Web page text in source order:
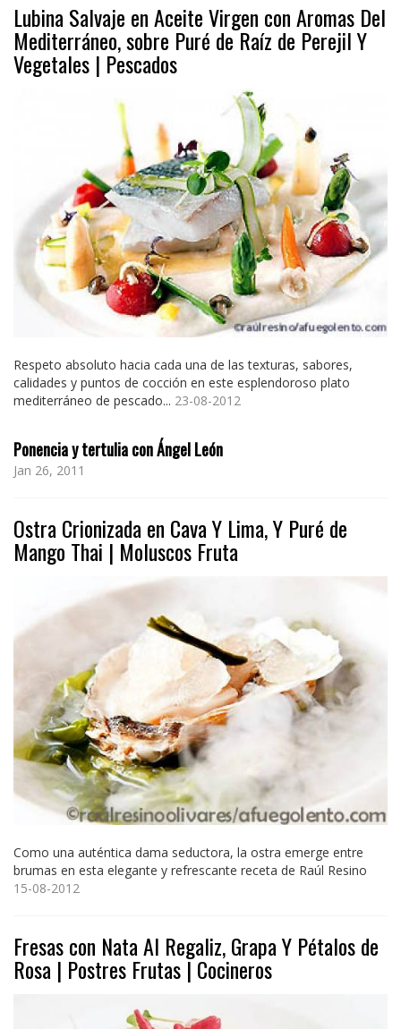
Lubina Salvaje en Aceite Virgen con Aromas Del
Mediterráneo, sobre Puré de Raíz de Perejil Y
Vegetales | Pescados
Respeto absoluto hacia cada una de las texturas, sabores,
calidades y puntos de cocción en este esplendoroso plato
mediterráneo de pescado... 23-08-2012
Ponencia y tertulia con Ángel León
Jan 26, 2011
Ostra Crionizada en Cava Y Lima, Y Puré de
Mango Thai | Moluscos Fruta
Como una auténtica dama seductora, la ostra emerge entre
brumas en esta elegante y refrescante receta de Raúl Resino
15-08-2012
Fresas con Nata Al Regaliz, Grapa Y Pétalos de
Rosa | Postres Frutas | Cocineros